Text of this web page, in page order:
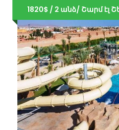
1820$ / 2 անձ/ Շարմ էլ